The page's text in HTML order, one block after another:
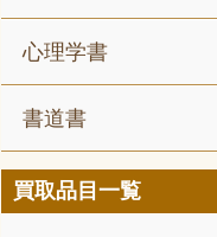
心理学書
書道書
買取品目一覧